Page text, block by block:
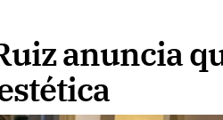
anuncia